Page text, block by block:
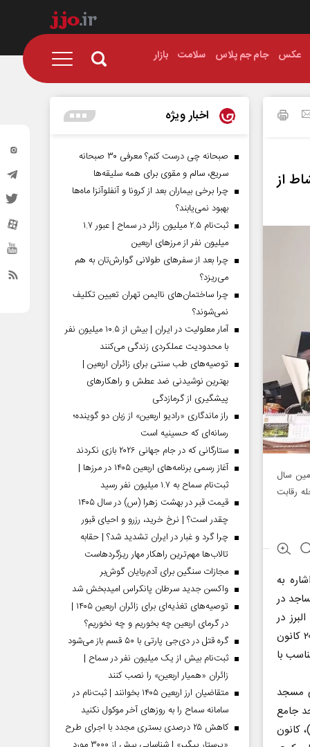
عکس جام جم پلاس سلامت بازار
از
سال
مرحله رقابت
به
در
مسجد استان البرز در
جریان طرح تابستانه مسجد کانون نشاط انجام شده است که در ارزیابی نخستین، ۲۰ کانون
با
مسجد
جامع
کانون
اخبار ویژه
صبحانه چی درست کنم؟ معرفی ۳۰ صبحانه
سریع، سالم و مقوی برای همه سلیقه‌ها
چرا برخی بیماران بعد از کرونا و آنفلوآنزا ماه‌ها
بهبود نمی‌یابند؟
ثبت‌نام ۲.۵ میلیون زائر در سماح | عبور ۱.۷
میلیون نفر از مرز‌های اربعین
چرا بعد از سفرهای طولانی گوارش‌تان به هم
می‌ریزد؟
چرا ساختمان‌های ناایمن تهران تعیین تکلیف
نمی‌شوند؟
آمار معلولیت در ایران | بیش از ۱۰.۵ میلیون نفر
با محدودیت عملکردی زندگی می‌کنند
توصیه‌های طب سنتی برای زائران اربعین |
بهترین نوشیدنی ضد عطش و راهکارهای
پیشگیری از گرمازدگی
راز ماندگاری «رادیو اربعین» از زبان دو گوینده؛
رسانه‌ای که حسینیه است
ستارگانی که در جام جهانی ۲۰۲۶ بازی نکردند
آغاز رسمی برنامه‌های اربعین ۱۴۰۵ در مرز‌ها |
ثبت‌نام سماح به ۱.۷ میلیون نفر رسید
قیمت قبر در بهشت زهرا (س) در سال ۱۴۰۵
چقدر است؟ | نرخ خرید، رزرو و احیای قبور
چرا گرد و غبار در ایران تشدید شد؟ | حقابه
تالاب‌ها مهم‌ترین راهکار مهار ریزگردهاست
مجازات سنگین برای آدم‌ربایان گوش‌بر
واکسن جدید سرطان پانکراس امیدبخش شد
توصیه‌های تغذیه‌ای برای زائران اربعین ۱۴۰۵ |
در گرمای اربعین چه بخوریم و چه نخوریم؟
گره قتل در دی‌جی پارتی با ۵۰ قسم باز می‌شود
ثبت‌نام بیش از یک میلیون نفر در سماح |
زائران «همیار اربعین» را نصب کنند
متقاضیان ارز اربعین ۱۴۰۵ بخوانند | ثبت‌نام در
سامانه سماح را به روز‌های آخر موکول نکنید
کاهش ۲۵ درصدی بستری مجدد با اجرای طرح